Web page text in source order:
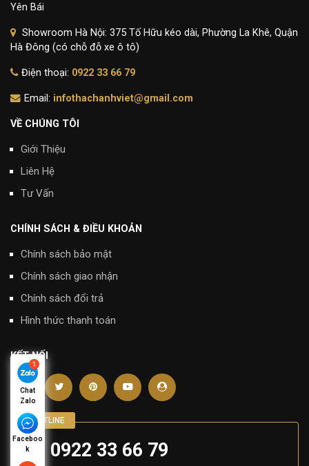
Yên Bái
Showroom Hà Nội: 375 Tố Hữu kéo dài, Phường La Khê, Quận
Hà Đông (có chỗ đỗ xe ô tô)
Điện thoại: 0922 33 66 79
Email: infothachanhviet@gmail.com
VỀ CHÚNG TÔI
Giới Thiệu
Liên Hệ
Tư Vấn
CHÍNH SÁCH & ĐIỀU KHOẢN
Chính sách bảo mật
Chính sách giao nhận
Chính sách đổi trả
Hình thức thanh toán
KẾT NỐI
0922 33 66 79
Chat
Zalo
Faceboo
k